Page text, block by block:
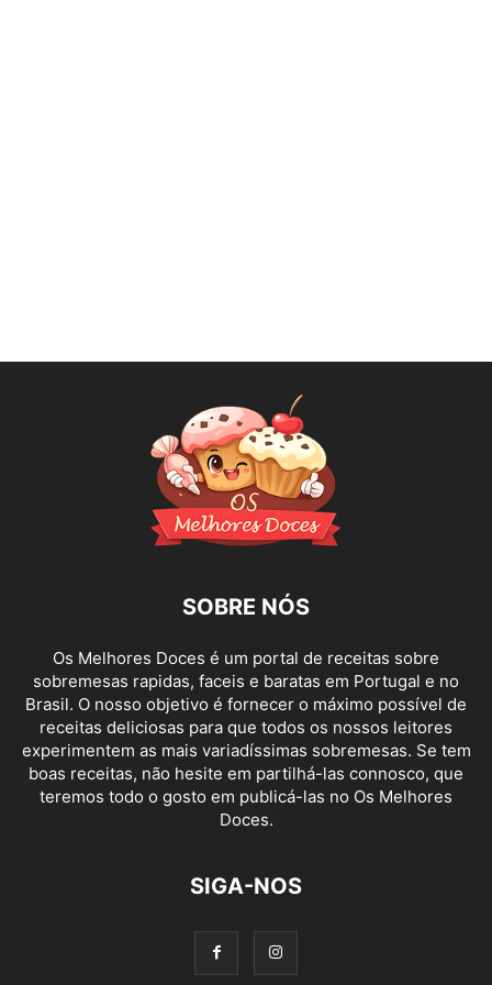
SOBRE NÓS
Os Melhores Doces é um portal de receitas sobre
sobremesas rapidas, faceis e baratas em Portugal e no
Brasil. O nosso objetivo é fornecer o máximo possível de
receitas deliciosas para que todos os nossos leitores
experimentem as mais variadíssimas sobremesas. Se tem
boas receitas, não hesite em partilhá-las connosco, que
teremos todo o gosto em publicá-las no Os Melhores
Doces.
SIGA-NOS